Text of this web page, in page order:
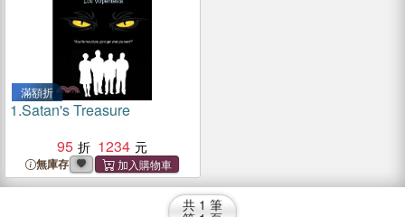
滿額折
1.Satan's Treasure
95
1234
無庫存
共 1 筆